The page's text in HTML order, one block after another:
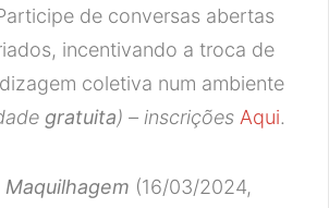
de conversas abertas
incentivando a troca de
coletiva num ambiente
gratuita) – inscrições Aqui.
(16/03/2024,